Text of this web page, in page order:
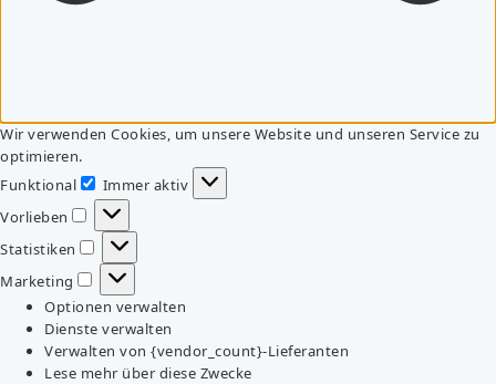
Wir verwenden Cookies, um unsere Website und unseren Service zu
optimieren.
Funktional
Funktional
Immer aktiv
Vorlieben
Vorlieben
Statistiken
Statistiken
Marketing
Marketing
Optionen verwalten
Dienste verwalten
Verwalten von {vendor_count}-Lieferanten
Lese mehr über diese Zwecke